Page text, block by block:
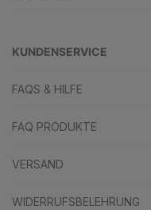
KUNDENSERVICE
FAQS & HILFE
FAQ PRODUKTE
VERSAND
WIDERRUFSBELEHRUNG